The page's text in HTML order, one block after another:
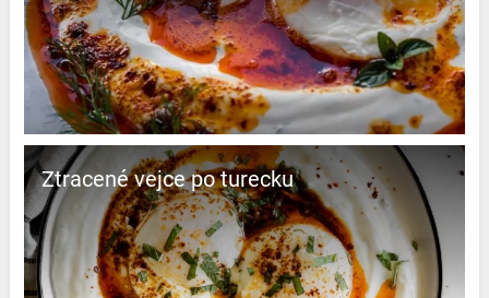
Ztracené vejce po turecku